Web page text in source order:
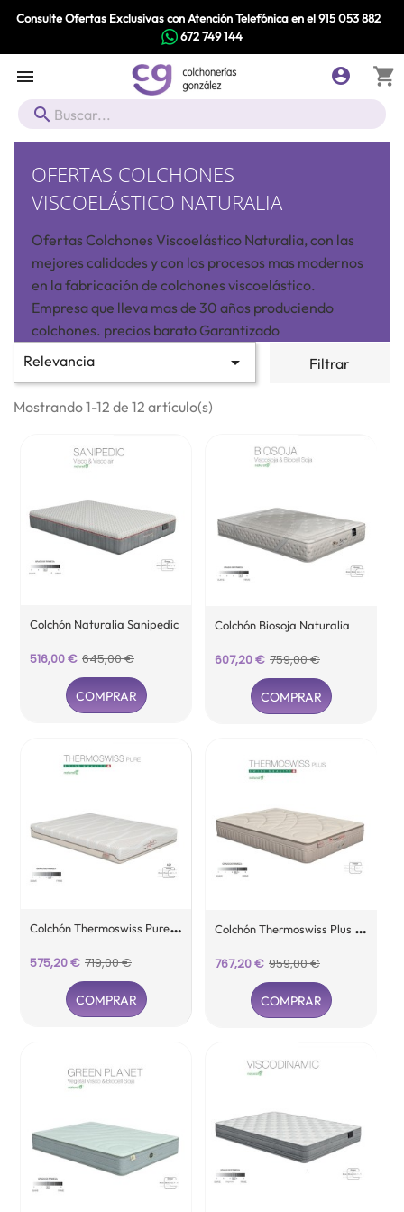
Consulte Ofertas Exclusivas con Atención Telefónica en el915 053 882
672 749 144
 shopping_cart


OFERTAS COLCHONES
VISCOELÁSTICO NATURALIA
Ofertas Colchones Viscoelástico Naturalia, con las
mejores calidades y con los procesos mas modernos
en la fabricación de colchones viscoelástico.
Empresa que lleva mas de 30 años produciendo
colchones. precios barato Garantizado
Relevancia
 Filtrar
Mostrando 1-12 de 12 artículo(s)
Colchón Naturalia Sanipedic
Precio
516,00 €Precio
base
645,00 €
COMPRAR
Colchón Biosoja Naturalia
Precio
607,20 €Precio
base
759,00 €
COMPRAR
C
Olchón Thermoswiss Pure Naturalia
Precio
575,20 €Precio
base
719,00 €
COMPRAR
C
Olchón Thermoswiss Plus Naturalia
Precio
767,20 €Precio
base
959,00 €
COMPRAR